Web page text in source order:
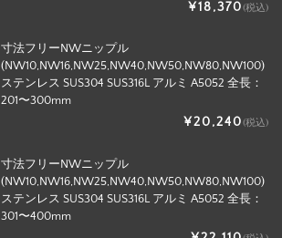
¥18,370(税込)
寸法フリーNWニップル
(NW10,NW16,NW25,NW40,NW50,NW80,NW100)
ステンレス SUS304 SUS316L アルミ A5052 全長：
201〜300mm
¥20,240(税込)
寸法フリーNWニップル
(NW10,NW16,NW25,NW40,NW50,NW80,NW100)
ステンレス SUS304 SUS316L アルミ A5052 全長：
301〜400mm